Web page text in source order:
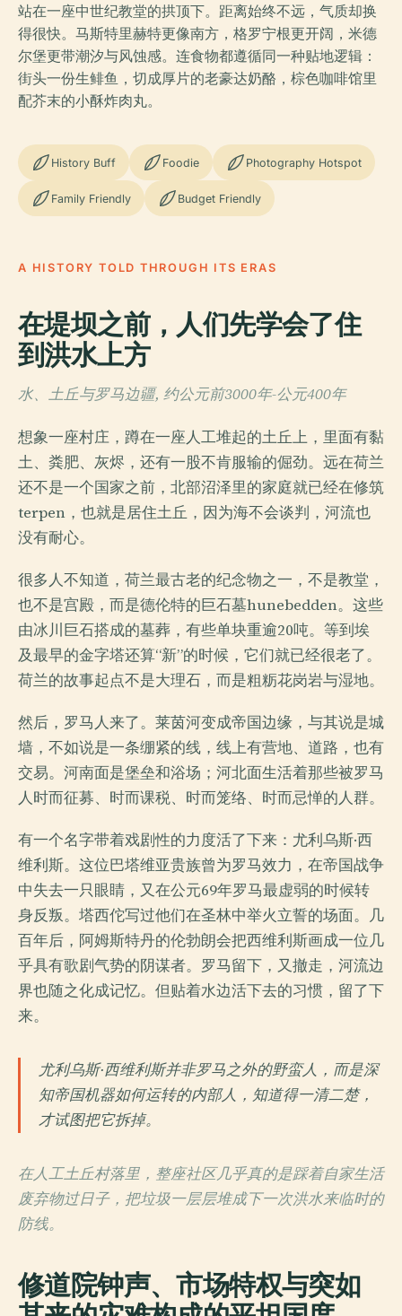
站在一座中世纪教堂的拱顶下。距离始终不远，气质却换
得很快。马斯特里赫特更像南方，格罗宁根更开阔，米德
尔堡更带潮汐与风蚀感。连食物都遵循同一种贴地逻辑：
街头一份生鲱鱼，切成厚片的老豪达奶酪，棕色咖啡馆里
配芥末的小酥炸肉丸。
History Buff Foodie Photography Hotspot
Family Friendly Budget Friendly
A HISTORY TOLD THROUGH ITS ERAS
在堤坝之前，人们先学会了住
到洪水上方
水、土丘与罗马边疆, 约公元前3000年-公元400年
想象一座村庄，蹲在一座人工堆起的土丘上，里面有黏
土、粪肥、灰烬，还有一股不肯服输的倔劲。远在荷兰
还不是一个国家之前，北部沼泽里的家庭就已经在修筑
terpen，也就是居住土丘，因为海不会谈判，河流也
没有耐心。
很多人不知道，荷兰最古老的纪念物之一，不是教堂，
也不是宫殿，而是德伦特的巨石墓hunebedden。这些
由冰川巨石搭成的墓葬，有些单块重逾20吨。等到埃
及最早的金字塔还算“新”的时候，它们就已经很老了。
荷兰的故事起点不是大理石，而是粗粝花岗岩与湿地。
然后，罗马人来了。莱茵河变成帝国边缘，与其说是城
墙，不如说是一条绷紧的线，线上有营地、道路，也有
交易。河南面是堡垒和浴场；河北面生活着那些被罗马
人时而征募、时而课税、时而笼络、时而忌惮的人群。
有一个名字带着戏剧性的力度活了下来：尤利乌斯·西
维利斯。这位巴塔维亚贵族曾为罗马效力，在帝国战争
中失去一只眼睛，又在公元69年罗马最虚弱的时候转
身反叛。塔西佗写过他们在圣林中举火立誓的场面。几
百年后，阿姆斯特丹的伦勃朗会把西维利斯画成一位几
乎具有歌剧气势的阴谋者。罗马留下，又撤走，河流边
界也随之化成记忆。但贴着水边活下去的习惯，留了下
来。
尤利乌斯·西维利斯并非罗马之外的野蛮人，而是深
知帝国机器如何运转的内部人，知道得一清二楚，
才试图把它拆掉。
在人工土丘村落里，整座社区几乎真的是踩着自家生活
废弃物过日子，把垃圾一层层堆成下一次洪水来临时的
防线。
修道院钟声、市场特权与突如